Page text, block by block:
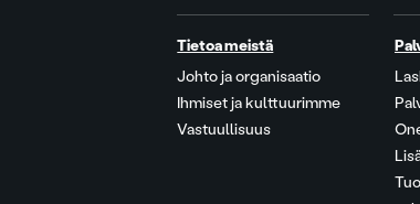
Tietoa meistä
Johto ja organisaatio
Ihmiset ja kulttuurimme
Vastuullisuus